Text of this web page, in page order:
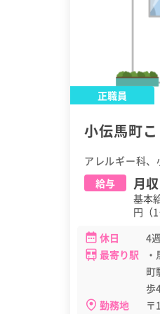
正職員
小伝馬町
アレルギー科、
給与
月収
基本
円（
休日
4
最寄り駅
町
歩
勤務地
〒